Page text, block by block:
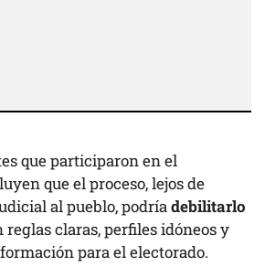
que participaron en el
que el proceso, lejos de
al pueblo, podría debilitarlo
reglas claras, perfiles idóneos y
para el electorado.